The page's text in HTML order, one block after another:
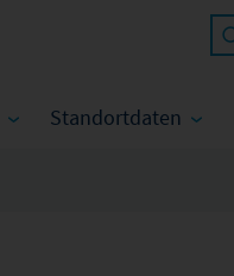
Standortdaten